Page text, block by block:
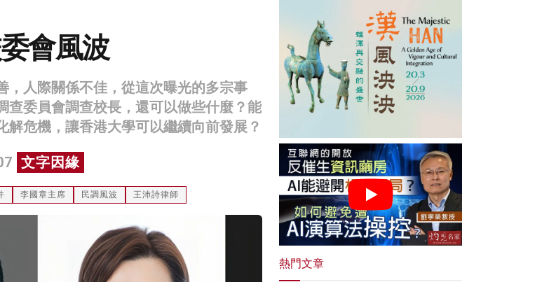
會風波
，人際關係不佳，從這次曝光的多宗事
查委員會調查校長，還可以做些什麼？能
解危機，讓香港大學可以繼續向前發展？
文字因緣
李國章主席 民調風波 王沛詩律師
熱門文章